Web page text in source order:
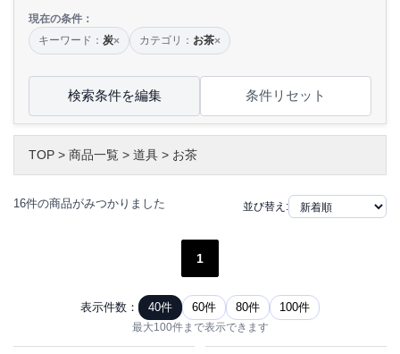
現在の条件：
キーワード： 炭× カテゴリ： お茶×
検索条件を編集 条件リセット
TOP > 商品一覧 > 道具 > お茶
16件の商品がみつかりました 並び替え:
1
表示件数： 40件 60件 80件 100件
最大100件まで表示できます